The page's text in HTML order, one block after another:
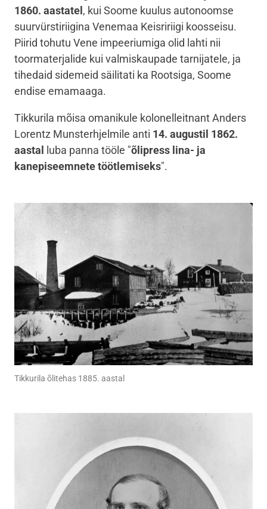
1860. aastatel, kui Soome kuulus autonoomse
suurvürstiriigina Venemaa Keisririigi koosseisu.
Piirid tohutu Vene impeeriumiga olid lahti nii
toormaterjalide kui valmiskaupade tarnijatele, ja
tihedaid sidemeid säilitati ka Rootsiga, Soome
endise emamaaga.
Tikkurila mõisa omanikule kolonelleitnant Anders
Lorentz Munsterhjelmile anti 14. augustil 1862.
aastal luba panna tööle "õlipress lina- ja
kanepiseemnete töötlemiseks".
Tikkurila õlitehas 1885. aastal